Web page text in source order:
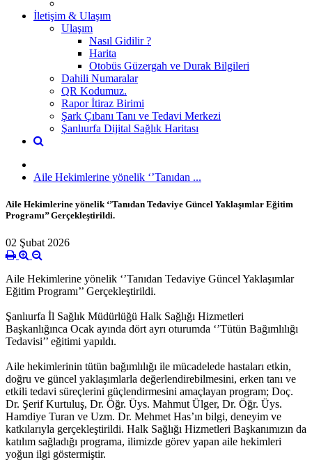
İletişim & Ulaşım
Ulaşım
Nasıl Gidilir ?
Harita
Otobüs Güzergah ve Durak Bilgileri
Dahili Numaralar
QR Kodumuz.
Rapor İtiraz Birimi
Şark Çıbanı Tanı ve Tedavi Merkezi
Şanlıurfa Dijital Sağlık Haritası
Aile Hekimlerine yönelik ‘’Tanıdan ...
Aile Hekimlerine yönelik ‘’Tanıdan Tedaviye Güncel Yaklaşımlar Eğitim
Programı’’ Gerçekleştirildi.
02 Şubat 2026
Aile Hekimlerine yönelik ‘’Tanıdan Tedaviye Güncel Yaklaşımlar
Eğitim Programı’’ Gerçekleştirildi.
Şanlıurfa İl Sağlık Müdürlüğü Halk Sağlığı Hizmetleri
Başkanlığınca Ocak ayında dört ayrı oturumda ‘’Tütün Bağımlılığı
Tedavisi’’ eğitimi yapıldı.
Aile hekimlerinin tütün bağımlılığı ile mücadelede hastaları etkin,
doğru ve güncel yaklaşımlarla değerlendirebilmesini, erken tanı ve
etkili tedavi süreçlerini güçlendirmesini amaçlayan program; Doç.
Dr. Şerif Kurtuluş, Dr. Öğr. Üys. Mahmut Ülger, Dr. Öğr. Üys.
Hamdiye Turan ve Uzm. Dr. Mehmet Has’ın bilgi, deneyim ve
katkılarıyla gerçekleştirildi. Halk Sağlığı Hizmetleri Başkanımızın da
katılım sağladığı programa, ilimizde görev yapan aile hekimleri
yoğun ilgi göstermiştir.